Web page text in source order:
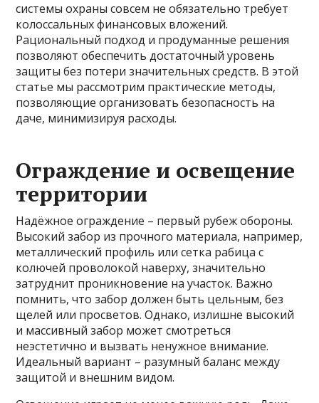
системы охраны совсем не обязательно требует
колоссальных финансовых вложений.
Рациональный подход и продуманные решения
позволяют обеспечить достаточный уровень
защиты без потери значительных средств. В этой
статье мы рассмотрим практические методы,
позволяющие организовать безопасность на
даче, минимизируя расходы.
Ограждение и освещение
территории
Надёжное ограждение – первый рубеж обороны.
Высокий забор из прочного материала, например,
металлический профиль или сетка рабица с
колючей проволокой наверху, значительно
затруднит проникновение на участок. Важно
помнить, что забор должен быть цельным, без
щелей или просветов. Однако, излишне высокий
и массивный забор может смотреться
неэстетично и вызвать ненужное внимание.
Идеальный вариант – разумный баланс между
защитой и внешним видом.